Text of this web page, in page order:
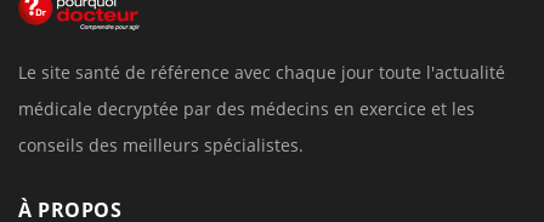
Le site santé de référence avec chaque jour toute l'actualité
médicale decryptée par des médecins en exercice et les
conseils des meilleurs spécialistes.
À PROPOS